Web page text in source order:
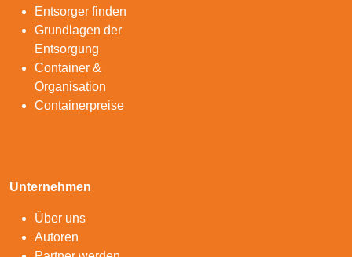
Entsorger finden
Grundlagen der
Entsorgung
Container &
Organisation
Containerpreise
Unternehmen
Über uns
Autoren